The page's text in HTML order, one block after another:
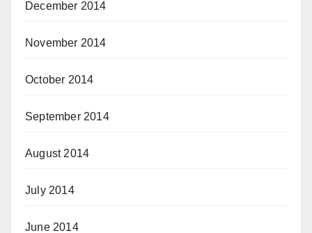
December 2014
November 2014
October 2014
September 2014
August 2014
July 2014
June 2014